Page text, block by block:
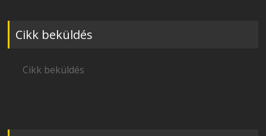
Cikk beküldés
Cikk beküldés